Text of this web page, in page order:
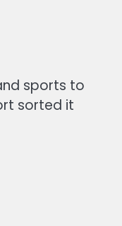
sports to
sorted it